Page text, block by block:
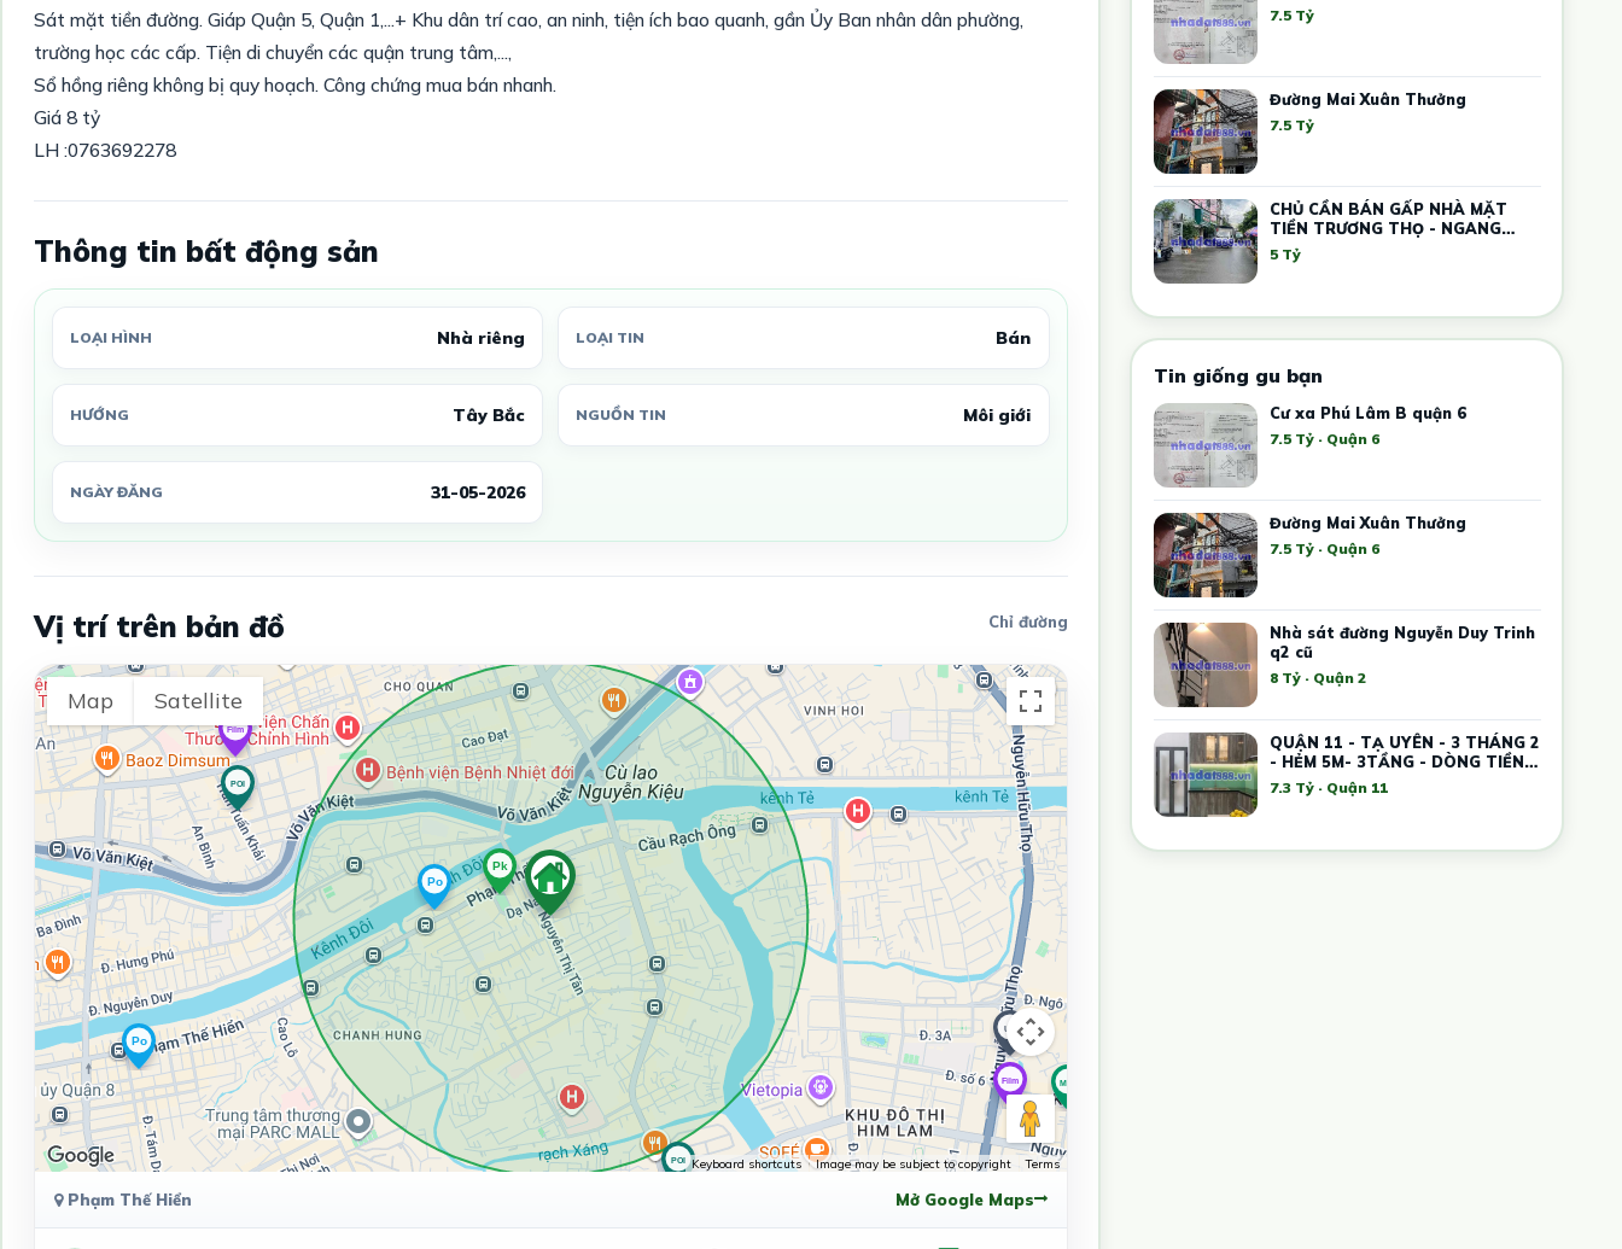
Sát mặt tiền đường. Giáp Quận 5, Quận 1,...+ Khu dân trí cao, an ninh, tiện ích bao quanh, gần Ủy Ban nhân dân phường,
trường học các cấp. Tiện di chuyển các quận trung tâm,...,
Sổ hồng riêng không bị quy hoạch. Công chứng mua bán nhanh.
Giá 8 tỷ
LH :0763692278
Thông tin bất động sản
LOẠI HÌNH Nhà riêng LOẠI TIN Bán
HƯỚNG Tây Bắc NGUỒN TIN Môi giới
NGÀY ĐĂNG 31-05-2026
Vị trí trên bản đồ Chỉ đường
Map Satellite
Keyboard shortcuts Image may be subject to copyright Terms
Phạm Thế Hiển Mở Google Maps
7.5 Tỷ
Đường Mai Xuân Thưởng
7.5 Tỷ
CHỦ CẦN BÁN GẤP NHÀ MẶT
TIỀN TRƯƠNG THỌ - NGANG
5.4M – DÒNG TIỀN 12 TRIỆU
5 Tỷ
Tin giống gu bạn
Cư xa Phú Lâm B quận 6
7.5 Tỷ · Quận 6
Đường Mai Xuân Thưởng
7.5 Tỷ · Quận 6
Nhà sát đường Nguyễn Duy Trinh
q2 cũ
8 Tỷ · Quận 2
QUẬN 11 - TẠ UYÊN - 3 THÁNG 2
- HẺM 5M- 3TẦNG - DÒNG TIỀN
DƯỚI 20TR/THÁNG -
7.3 Tỷ · Quận 11